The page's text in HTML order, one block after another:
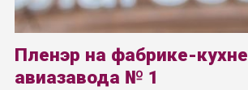
Пленэр на фабрике-кухне
авиазавода № 1